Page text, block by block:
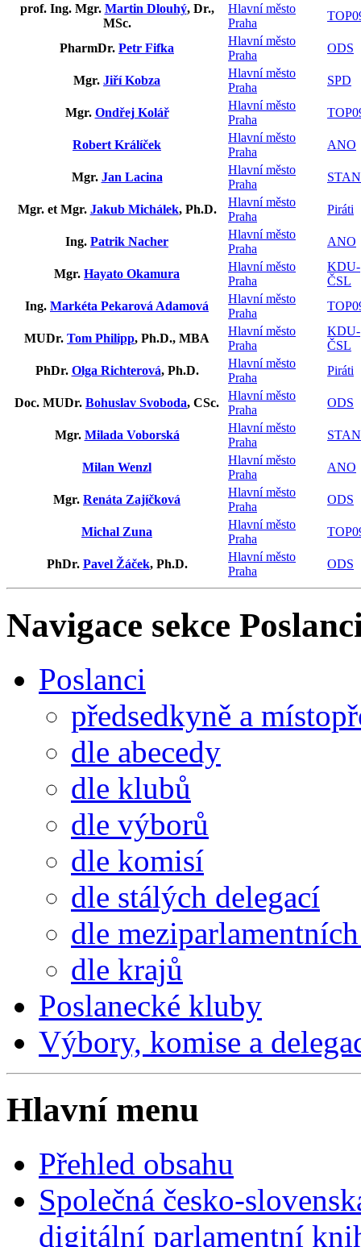
prof. Ing. Mgr. Martin Dlouhý, Dr.,
MSc.
Hlavní město
Praha
PharmDr. Petr Fifka
Hlavní město
Praha
ODS
Mgr. Jiří Kobza
Hlavní město
Praha
SPD
Mgr. Ondřej Kolář
Hlavní město
Praha
Robert Králíček
Hlavní město
Praha
ANO
Mgr. Jan Lacina
Hlavní město
Praha
STAN
Mgr. et Mgr. Jakub Michálek, Ph.D.
Hlavní město
Praha
Piráti
Ing. Patrik Nacher
Hlavní město
Praha
ANO
Mgr. Hayato Okamura
Hlavní město
Praha
KDU-
ČSL
Ing. Markéta Pekarová Adamová
Hlavní město
Praha
MUDr. Tom Philipp, Ph.D., MBA
Hlavní město
Praha
KDU-
ČSL
PhDr. Olga Richterová, Ph.D.
Hlavní město
Praha
Piráti
Doc. MUDr. Bohuslav Svoboda, CSc.
Hlavní město
Praha
ODS
Mgr. Milada Voborská
Hlavní město
Praha
STAN
Milan Wenzl
Hlavní město
Praha
ANO
Mgr. Renáta Zajíčková
Hlavní město
Praha
ODS
Michal Zuna
Hlavní město
Praha
PhDr. Pavel Žáček, Ph.D.
Hlavní město
Praha
ODS
Navigace sekce
Poslanci
předsedkyně a
dle abecedy
dle klubů
dle výborů
dle komisí
dle stálých delegací
dle
dle krajů
Poslanecké kluby
Výbory, komise a
Hlavní menu
Přehled obsahu
Společná česko-
digitální parlamentní